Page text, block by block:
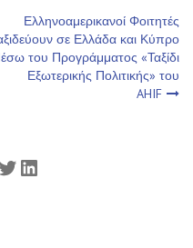
Ελληνοαμερικανοί Φοιτητές
σε Ελλάδα και Κύπρο
του Προγράμματος «Ταξίδι
Εξωτερικής Πολιτικής» του
AHIF
Twitter
Linkedin